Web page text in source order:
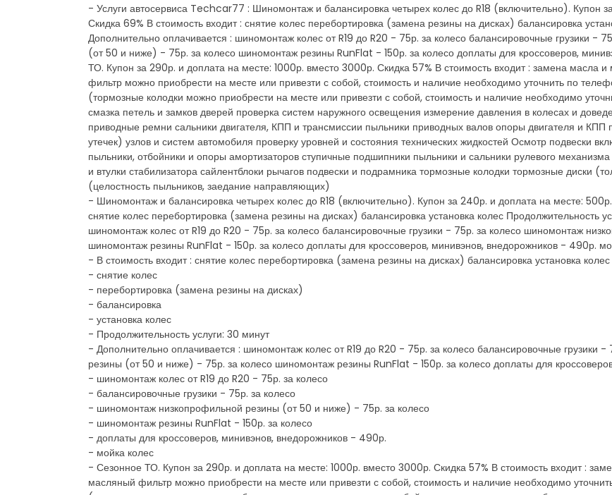
- Услуги автосервиса Techcar77 : Шиномонтаж и балансировка четырех колес до R18 (включительно). Купон
Скидка 69% В стоимость входит : снятие колес перебортировка (замена резины на дисках) балансировка
Дополнительно оплачивается : шиномонтаж колес от R19 до R20 - 75р. за колесо балансировочные грузики -
(от 50 и ниже) - 75р. за колесо шиномонтаж резины RunFlat - 150р. за колесо доплаты для кроссоверов,
ТО. Купон за 290р. и доплата на месте: 1000р. вместо 3000р. Скидка 57% В стоимость входит : замена масла
фильтр можно приобрести на месте или привезти с собой, стоимость и наличие необходимо уточнить по
(тормозные колодки можно приобрести на месте или привезти с собой, стоимость и наличие необходимо
смазка петель и замков дверей проверка систем наружного освещения измерение давления в колесах и
приводные ремни сальники двигателя, КПП и трансмиссии пыльники приводных валов опоры двигателя и
утечек) узлов и систем автомобиля проверку уровней и состояния технических жидкостей Осмотр подвески
пыльники, отбойники и опоры амортизаторов ступичные подшипники пыльники и сальники рулевого
и втулки стабилизатора сайлентблоки рычагов подвески и подрамника тормозные колодки тормозные диски
(целостность пыльников, заедание направляющих)
- Шиномонтаж и балансировка четырех колес до R18 (включительно). Купон за 240р. и доплата на месте:
снятие колес перебортировка (замена резины на дисках) балансировка установка колес Продолжительность
шиномонтаж колес от R19 до R20 - 75р. за колесо балансировочные грузики - 75р. за колесо шиномонтаж
шиномонтаж резины RunFlat - 150р. за колесо доплаты для кроссоверов, минивэнов, внедорожников - 490р.
- В стоимость входит : снятие колес перебортировка (замена резины на дисках) балансировка установка колес
- снятие колес
- перебортировка (замена резины на дисках)
- балансировка
- установка колес
- Продолжительность услуги: 30 минут
- Дополнительно оплачивается : шиномонтаж колес от R19 до R20 - 75р. за колесо балансировочные грузики
резины (от 50 и ниже) - 75р. за колесо шиномонтаж резины RunFlat - 150р. за колесо доплаты для
- шиномонтаж колес от R19 до R20 - 75р. за колесо
- балансировочные грузики - 75р. за колесо
- шиномонтаж низкопрофильной резины (от 50 и ниже) - 75р. за колесо
- шиномонтаж резины RunFlat - 150р. за колесо
- доплаты для кроссоверов, минивэнов, внедорожников - 490р.
- мойка колес
- Сезонное ТО. Купон за 290р. и доплата на месте: 1000р. вместо 3000р. Скидка 57% В стоимость входит :
масляный фильтр можно приобрести на месте или привезти с собой, стоимость и наличие необходимо